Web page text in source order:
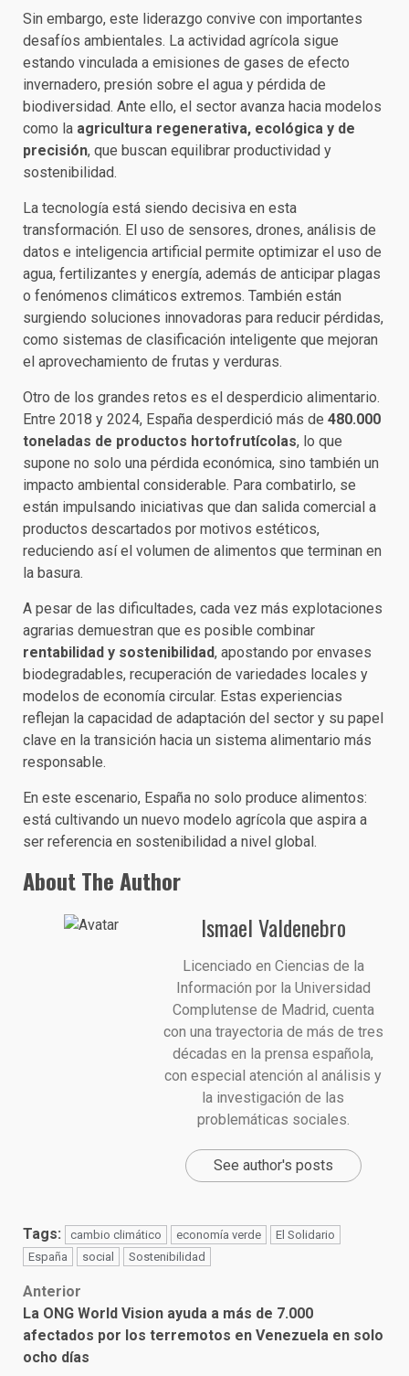
Sin embargo, este liderazgo convive con importantes
desafíos ambientales. La actividad agrícola sigue
estando vinculada a emisiones de gases de efecto
invernadero, presión sobre el agua y pérdida de
biodiversidad. Ante ello, el sector avanza hacia modelos
como la agricultura regenerativa, ecológica y de
precisión, que buscan equilibrar productividad y
sostenibilidad.
La tecnología está siendo decisiva en esta
transformación. El uso de sensores, drones, análisis de
datos e inteligencia artificial permite optimizar el uso de
agua, fertilizantes y energía, además de anticipar plagas
o fenómenos climáticos extremos. También están
surgiendo soluciones innovadoras para reducir pérdidas,
como sistemas de clasificación inteligente que mejoran
el aprovechamiento de frutas y verduras.
Otro de los grandes retos es el desperdicio alimentario.
Entre 2018 y 2024, España desperdició más de 480.000
toneladas de productos hortofrutícolas, lo que
supone no solo una pérdida económica, sino también un
impacto ambiental considerable. Para combatirlo, se
están impulsando iniciativas que dan salida comercial a
productos descartados por motivos estéticos,
reduciendo así el volumen de alimentos que terminan en
la basura.
A pesar de las dificultades, cada vez más explotaciones
agrarias demuestran que es posible combinar
rentabilidad y sostenibilidad, apostando por envases
biodegradables, recuperación de variedades locales y
modelos de economía circular. Estas experiencias
reflejan la capacidad de adaptación del sector y su papel
clave en la transición hacia un sistema alimentario más
responsable.
En este escenario, España no solo produce alimentos:
está cultivando un nuevo modelo agrícola que aspira a
ser referencia en sostenibilidad a nivel global.
About The Author
Ismael Valdenebro
Licenciado en Ciencias de la
Información por la Universidad
Complutense de Madrid, cuenta
con una trayectoria de más de tres
décadas en la prensa española,
con especial atención al análisis y
la investigación de las
problemáticas sociales.
See author's posts
Tags: cambio climático economía verde
El Solidario
España
social Sostenibilidad
Post
navigation
Anterior
La ONG World Vision ayuda a más de 7.000
afectados por los terremotos en Venezuela en solo
ocho días